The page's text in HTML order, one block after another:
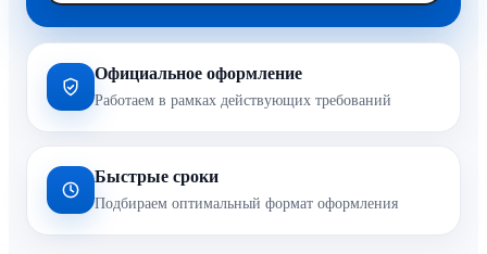
Официальное оформление
Работаем в рамках действующих требований
Быстрые сроки
Подбираем оптимальный формат оформления